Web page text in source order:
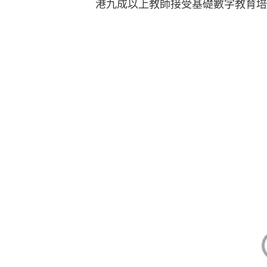
台，不但成本高昂，亦難以發揮規
力、資料分析能力及網絡安全保障